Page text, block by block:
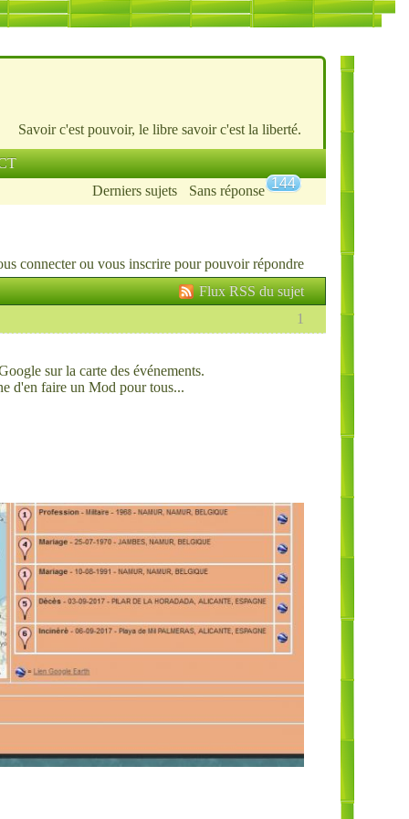
Savoir c'est pouvoir, le libre savoir c'est la liberté.
Derniers sujets
Sans réponse 144
connecterou vous inscrire pour pouvoir répondre
Flux RSS du sujet
1
sur la carte des événements.
d'en faire un Mod pour tous...